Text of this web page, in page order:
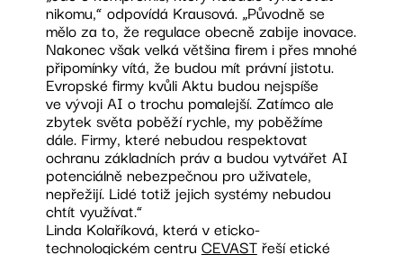
nikomu,“ odpovídá Krausová. „Původně se
mělo za to, že regulace obecně zabije inovace.
Nakonec však velká většina firem i přes mnohé
připomínky vítá, že budou mít právní jistotu.
Evropské firmy kvůli Aktu budou nejspíše
ve vývoji AI o trochu pomalejší. Zatímco ale
zbytek světa poběží rychle, my poběžíme
dále. Firmy, které nebudou respektovat
ochranu základních práv a budou vytvářet AI
potenciálně nebezpečnou pro uživatele,
nepřežijí. Lidé totiž jejich systémy nebudou
chtít využívat.“
Linda Kolaříková, která v eticko-
technologickém centru CEVASTřeší etické